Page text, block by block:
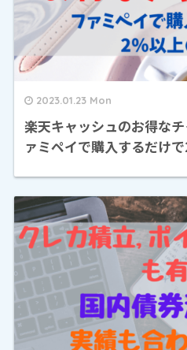
2023.01.23 Mon
楽天キャッシュのお得な
ァミペイで購入するだけで